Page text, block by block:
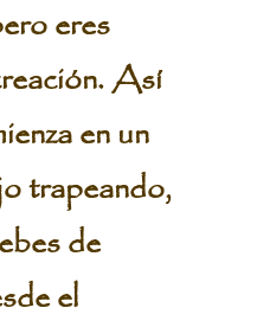
eres
Así
en un
trapeando,
de
el